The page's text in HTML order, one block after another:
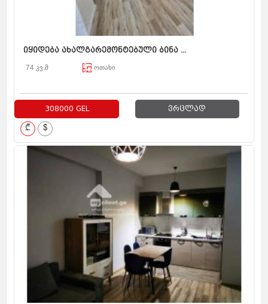
იყიდება ახალგარემონტებული ბინა ...
74 კვ.მ ოთახი
308000 GEL ვრცლად
₾ $